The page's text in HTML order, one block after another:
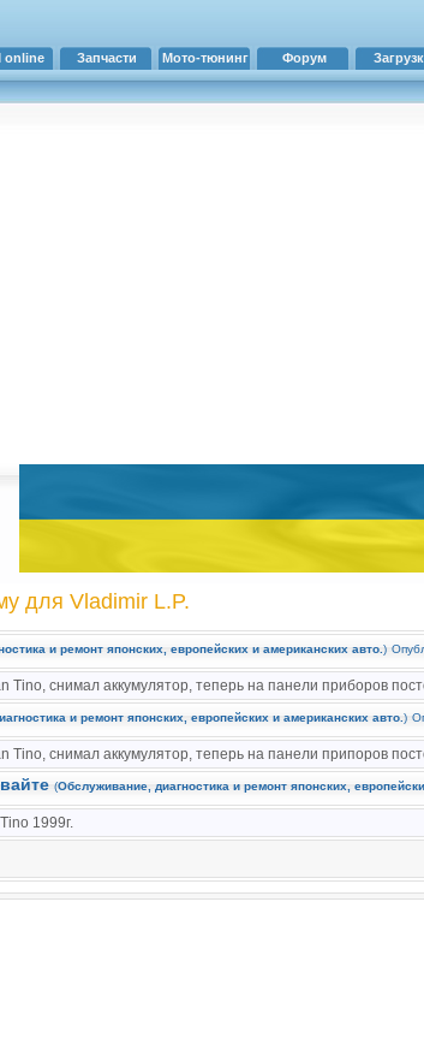
online Запчасти Мото-тюнинг Форум
для Vladimir L.P.
и ремонт японских, европейских и американских авто. )
Tino, снимал аккумулятор, теперь на панели приборов
и ремонт японских, европейских и американских авто. )
Tino, снимал аккумулятор, теперь на панели припоров
(Обслуживание, диагностика и ремонт японских,
1999г.